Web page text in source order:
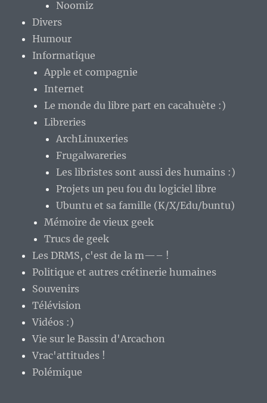
Noomiz
Divers
Humour
Informatique
Apple et compagnie
Internet
Le monde du libre part en cacahuète :)
Libreries
ArchLinuxeries
Frugalwareries
Les libristes sont aussi des humains :)
Projets un peu fou du logiciel libre
Ubuntu et sa famille (K/X/Edu/buntu)
Mémoire de vieux geek
Trucs de geek
Les DRMS, c'est de la m—– !
Politique et autres crétinerie humaines
Souvenirs
Télévision
Vidéos :)
Vie sur le Bassin d'Arcachon
Vrac'attitudes !
Polémique